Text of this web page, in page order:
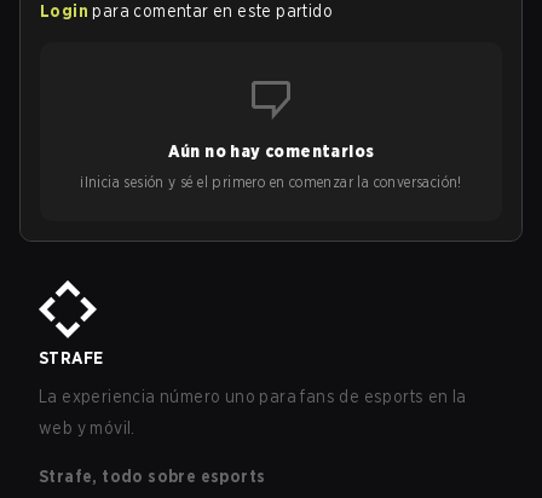
Login para comentar en este partido
Aún no hay comentarios
¡Inicia sesión y sé el primero en comenzar la conversación!
STRAFE
La experiencia número uno para fans de esports en la
web y móvil.
Strafe, todo sobre esports